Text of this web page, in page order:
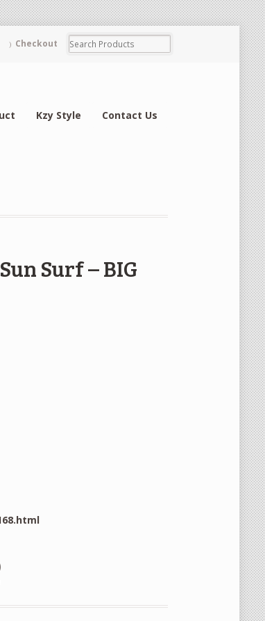
Checkout
Kzy Style Contact Us
Surf – BIG